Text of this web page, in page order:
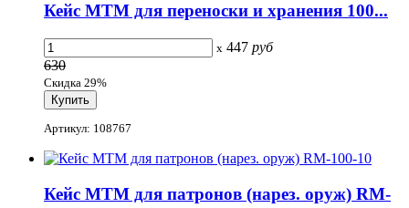
Кейс MTM для переноски и хранения 100...
x 447 руб
630
Скидка 29%
Артикул: 108767
Кейс MTM для патронов (нарез. оруж) RM-